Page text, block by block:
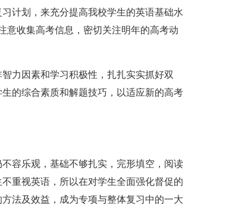
计划，来充分提高我校学生的英语基础水
意收集高考信息，密切关注明年的高考动
力因素和学习积极性，扎扎实实抓好双
的综合素质和解题技巧，以适应新的高考
容乐观，基础不够扎实，完形填空，阅读
重视英语，所以在对学生全面强化督促的
法及效益，成为专项与整体复习中的一大